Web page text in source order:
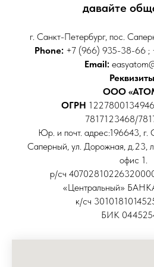
давайте
г. Санкт-Петербург, пос.
Phone: +7 (966) 935-38-66 ;
Email:
ООО
ОГРН
7817123468/
Юр. и почт. адрес:196643, г.
Саперный, ул. Дорожная, д.23,
офис 1.
р/сч
«Центральный»
к/сч
БИК